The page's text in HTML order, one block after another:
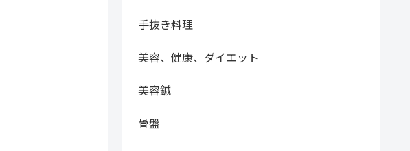
手抜き料理
美容、健康、ダイエット
美容鍼
骨盤